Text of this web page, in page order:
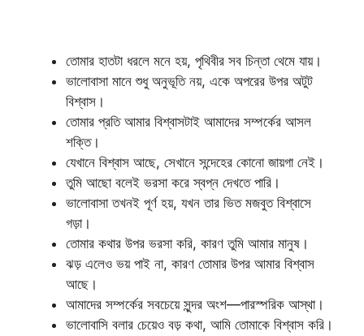
তোমার হাতটা ধরলে মনে হয়, পৃথিবীর সব চিন্তা থেমে যায়।
ভালোবাসা মানে শুধু অনুভূতি নয়, একে অপরের উপর অটুট
বিশ্বাস।
তোমার প্রতি আমার বিশ্বাসটাই আমাদের সম্পর্কের আসল
শক্তি।
যেখানে বিশ্বাস আছে, সেখানে সন্দেহের কোনো জায়গা নেই।
তুমি আছো বলেই ভরসা করে স্বপ্ন দেখতে পারি।
ভালোবাসা তখনই পূর্ণ হয়, যখন তার ভিত মজবুত বিশ্বাসে
গড়া।
তোমার কথার উপর ভরসা করি, কারণ তুমি আমার মানুষ।
ঝড় এলেও ভয় পাই না, কারণ তোমার উপর আমার বিশ্বাস
আছে।
আমাদের সম্পর্কের সবচেয়ে সুন্দর অংশ—পারস্পরিক আস্থা।
ভালোবাসি বলার চেয়েও বড় কথা, আমি তোমাকে বিশ্বাস করি।